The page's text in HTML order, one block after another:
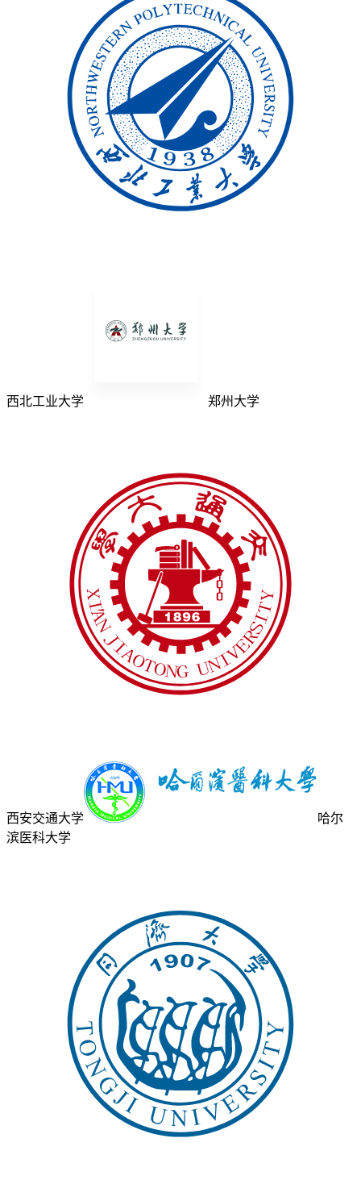
西北工业大学 郑州大学
西安交通大学
哈尔
滨医科大学